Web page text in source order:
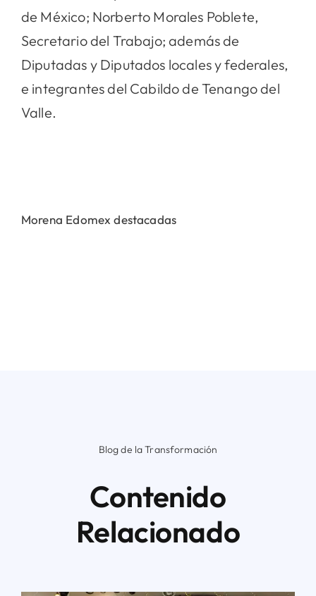
de México; Norberto Morales Poblete,
Secretario del Trabajo; además de
Diputadas y Diputados locales y federales,
e integrantes del Cabildo de Tenango del
Valle.
Morena Edomex destacadas
Blog de la Transformación
Contenido
Relacionado